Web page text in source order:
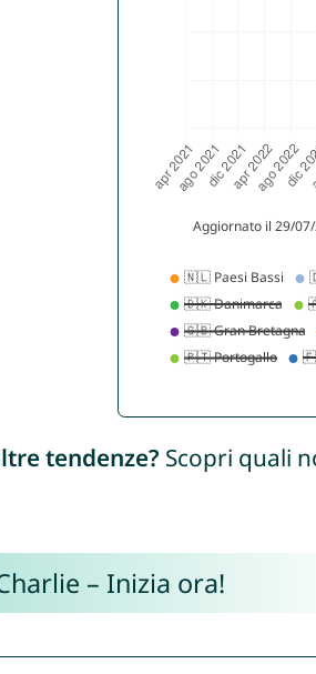
tendenze? Scopri quali
– Inizia ora!